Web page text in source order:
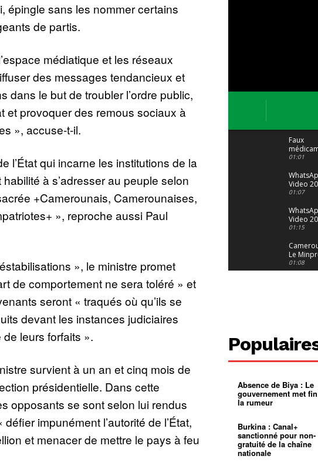
épingle sans les nommer certains
de partis.
médiatique et les réseaux
des messages tendancieux et
dans le but de troubler l’ordre public,
et provoquer des remous sociaux à
», accuse-t-il.
l’État qui incarne les institutions de la
à s’adresser au peuple selon
+Camerounais, Camerounaises,
», reproche aussi Paul
», le ministre promet
de comportement ne sera toléré » et
seront « traqués où qu’ils se
devant les instances judiciaires
leurs forfaits ».
survient à un an et cinq mois de
présidentielle. Dans cette
opposants se sont selon lui rendus
impunément l’autorité de l’État,
et menacer de mettre le pays à feu
Faux
: Le trafic
malgré
01:01
Video
04 at 15
01:07
Video
29 at 12
01:15
Le
alerte
dérives
01:08
grandes
pluies
Échec au
Le père
pasteur
L’État
d’or
Croyance
religieuse
Entre
bricolage
01:12
Absence de Biya : Le
gouvernement met
la rumeur
Burkina : Canal+
sanctionné pour non-
gratuité de la chaîne
nationale